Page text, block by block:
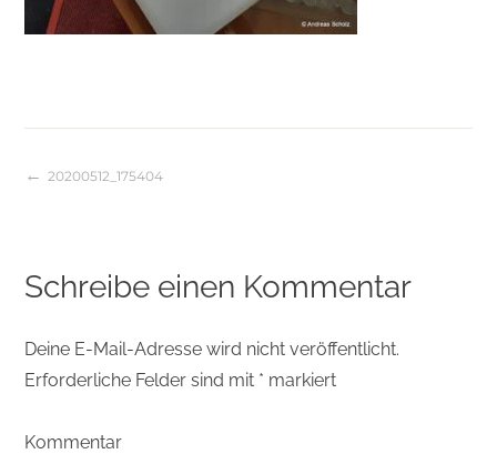
Beitragsnavigation
20200512_175404
Schreibe einen Kommentar
Deine E-Mail-Adresse wird nicht veröffentlicht.
Erforderliche Felder sind mit * markiert
Kommentar